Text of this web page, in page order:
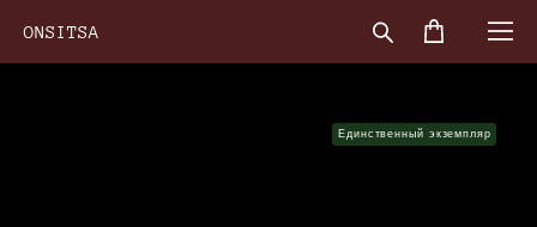
ONSITSA
Единственный экземпляр